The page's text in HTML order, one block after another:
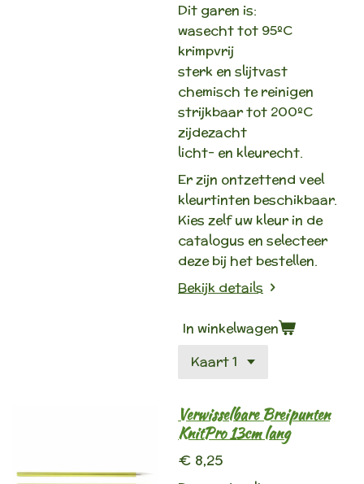
Dit garen is:
wasecht tot 95ºC
krimpvrij
sterk en slijtvast
chemisch te reinigen
strijkbaar tot 200ºC
zijdezacht
licht- en kleurecht.
Er zijn ontzettend veel
kleurtinten beschikbaar.
Kies zelf uw kleur in de
catalogus en selecteer
deze bij het bestellen.
Bekijk details
In winkelwagen
Verwisselbare Breipunten
KnitPro 13cm lang
€ 8,25